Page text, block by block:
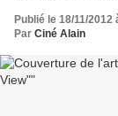
Publié le 18/11/2012
Par Ciné Alain